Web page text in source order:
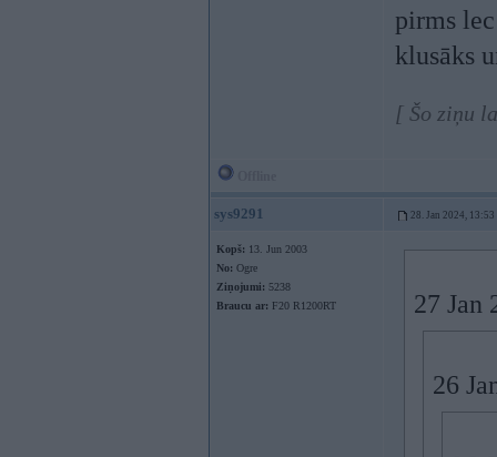
pirms
klusāks
[ Šo ziņu
sys9291 28. Jan 2024, 13:53
Kopš: 13. Jun 2003
No: Ogre
Ziņojumi: 5238
Braucu ar: F20 R1200RT 27 Jan
26